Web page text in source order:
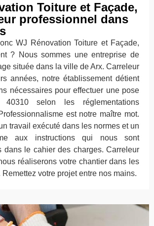
Toiture et Façade,
professionnel dans
WJ Rénovation Toiture et Façade,
? Nous sommes une entreprise de
située dans la ville de Arx. Carreleur
années, notre établissement détient
nécessaires pour effectuer une pose
40310 selon les réglementations
est notre maître mot.
travail exécuté dans les normes et un
aux instructions qui nous sont
dans le cahier des charges. Carreleur
réaliserons votre chantier dans les
votre projet entre nos mains.